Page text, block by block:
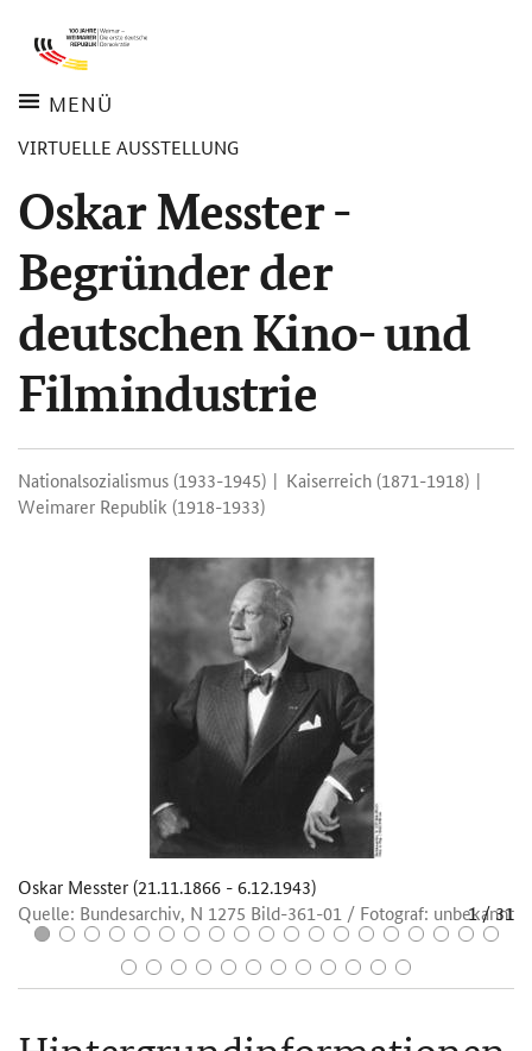
Hauptnavigation
Suche
Inhalt
Fußnavigation
Navigation
Hauptnavigation
MENÜ
VIRTUELLE AUSSTELLUNG
Oskar Messter -
Begründer der
deutschen Kino- und
Filmindustrie
Nationalsozialismus (1933-1945)
Kaiserreich (1871-1918)
Weimarer Republik (1918-1933)
Oskar Messter (21.11.1866 - 6.12.1943)
Quelle: Bundesarchiv, N 1275 Bild-361-01 / Fotograf: unbekannt
1/31